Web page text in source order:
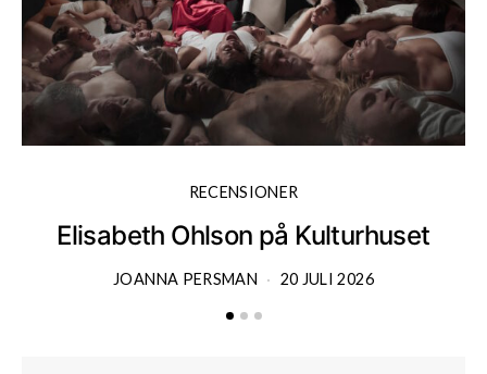
RECENSIONER
Elisabeth Ohlson på Kulturhuset
JOANNA PERSMAN 20 JULI 2026